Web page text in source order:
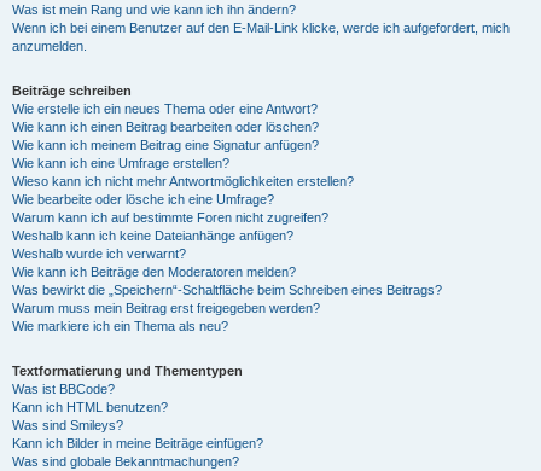
Was ist mein Rang und wie kann ich ihn ändern?
Wenn ich bei einem Benutzer auf den E-Mail-Link klicke, werde ich aufgefordert, mich
anzumelden.
Beiträge schreiben
Wie erstelle ich ein neues Thema oder eine Antwort?
Wie kann ich einen Beitrag bearbeiten oder löschen?
Wie kann ich meinem Beitrag eine Signatur anfügen?
Wie kann ich eine Umfrage erstellen?
Wieso kann ich nicht mehr Antwortmöglichkeiten erstellen?
Wie bearbeite oder lösche ich eine Umfrage?
Warum kann ich auf bestimmte Foren nicht zugreifen?
Weshalb kann ich keine Dateianhänge anfügen?
Weshalb wurde ich verwarnt?
Wie kann ich Beiträge den Moderatoren melden?
Was bewirkt die „Speichern“-Schaltfläche beim Schreiben eines Beitrags?
Warum muss mein Beitrag erst freigegeben werden?
Wie markiere ich ein Thema als neu?
Textformatierung und Thementypen
Was ist BBCode?
Kann ich HTML benutzen?
Was sind Smileys?
Kann ich Bilder in meine Beiträge einfügen?
Was sind globale Bekanntmachungen?